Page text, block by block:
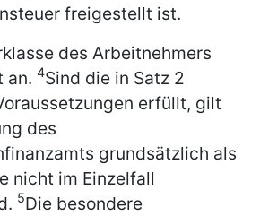
freigestellt ist.
des Arbeitnehmers
an. 4Sind die in Satz 2
erfüllt, gilt
des
grundsätzlich als
nicht im Einzelfall
5Die besondere